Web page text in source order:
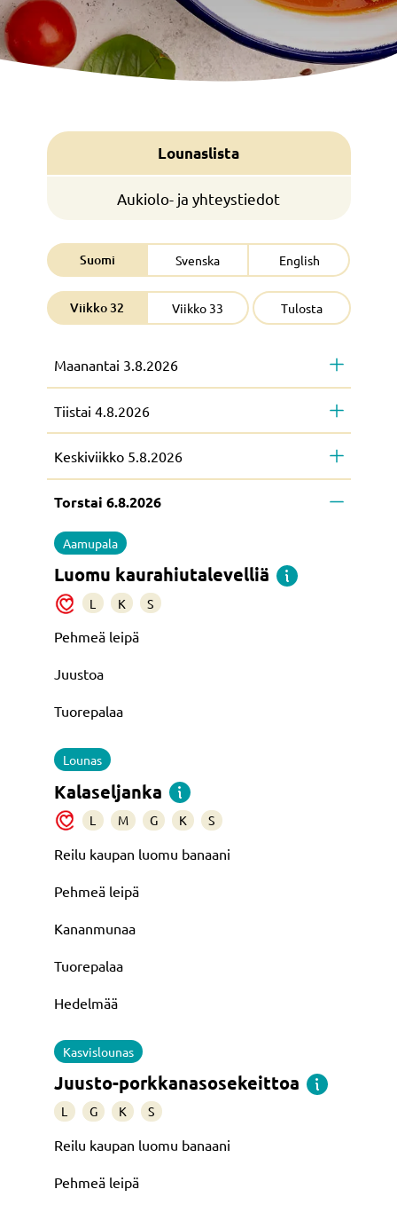
Lounaslista
Aukiolo- ja yhteystiedot
Viikko 32 Viikko 33
Suomi Svenska English
Tulosta
Maanantai 3.8.2026
Tiistai 4.8.2026
Keskiviikko 5.8.2026
Torstai 6.8.2026
Aamupala
Luomu kaurahiutalevelliä
L K S
Pehmeä leipä
Juustoa
Tuorepalaa
Lounas
Kalaseljanka
L M G K S
Reilu kaupan luomu banaani
Pehmeä leipä
Kananmunaa
Tuorepalaa
Hedelmää
Kasvislounas
Juusto-porkkanasosekeittoa
L G K S
Reilu kaupan luomu banaani
Pehmeä leipä